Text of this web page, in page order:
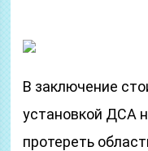
В заключение
установкой ДСА
протереть